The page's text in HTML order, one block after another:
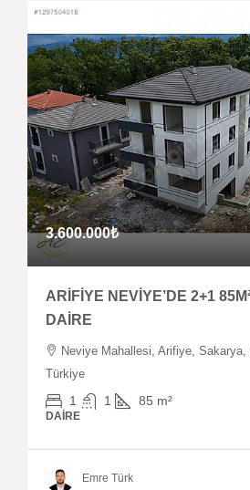
3.600.000₺
ARİFİYE NEVİYE’DE 2+1
DAİRE
Neviye Mahallesi, Arifiye,
Türkiye
1 1 85 m²
DAIRE
Emre Türk